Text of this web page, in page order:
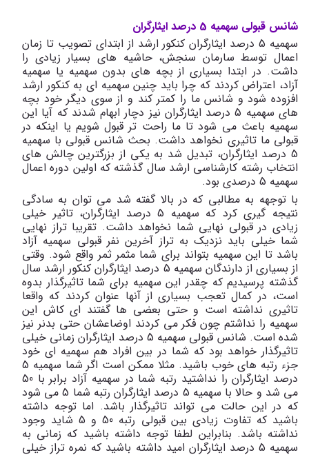
شانس قبولی سهمیه 5 درصد ایثارگران
سهمیه 5 درصد ایثارگران کنکور ارشد از ابتدای تصویب تا زمان
اعمال توسط سارمان سنجش، حاشیه های بسیار زیادی را
داشت. در ابتدا بسیاری از بچه های بدون سهمیه یا سهمیه
آزاد، اعتراض کردند که چرا باید چنین سهمیه ای به کنکور ارشد
افزوده شود و شانس ما را کمتر کند و از سوی دیگر خود بچه
های سهمیه 5 درصد ایثارگران نیز دچار ابهام شدند که آیا این
سهمیه باعث می شود تا ما راحت تر قبول شویم یا اینکه در
قبولی ما تاثیری نخواهد داشت. بحث شانس قبولی با سهمیه
5 درصد ایثارگران، تبدیل شد به یکی از بزرگترین چالش های
انتخاب رشته کارشناسی ارشد سال گذشته که اولین دوره اعمال
سهمیه 5 درصدی بود.
با توجهه به مطالبی که در بالا گفته شد می توان به سادگی
نتیجه گیری کرد که سهمیه 5 درصد ایثارگران، تاثیر خیلی
زیادی در قبولی نهایی شما نخواهد داشت. تقریبا تراز نهایی
شما خیلی باید نزدیک به تراز آخرین نفر قبولی سهمیه آزاد
باشد تا این سهمیه بتواند برای شما مثمر ثمر واقع شود. وقتی
از بسیاری از دارندگان سهمیه 5 درصد ایثارگران کنکور ارشد سال
گذشته پرسیدیم که چقدر این سهمیه برای شما تاثیرگذار بدوه
است، در کمال تعجب بسیاری از آنها عنوان کردند که واقعا
تاثیری نداشته است و حتی بعضی ها گفتند ای کاش این
سهمیه را نداشتم چون فکر می کردند اوضاعشان حتی بدنر نیز
شده است. شانس قبولی سهمیه 5 درصد ایثارگران زمانی خیلی
تاثیرگذار خواهد بود که شما در بین افراد هم سهمیه ای خود
جزء رتبه های خوب باشید. مثلا ممکن است اگر شما سهمیه 5
درصد ایثارگران را نداشتید رتبه شما در سهمیه آزاد برابر با 50
می شد و حالا با سهمیه 5 درصد ایثارگران رتبه شما 5 می شود
که در این حالت می تواند تاثیرگذار باشد. اما توجه داشته
باشید که تفاوت زیادی بین قبولی رتبه 50 و 5 شاید وجود
نداشته باشد. بنابراین لطفا توجه داشته باشید که زمانی به
سهمیه 5 درصد ایثارگران امید داشته باشید که نمره تراز خیلی